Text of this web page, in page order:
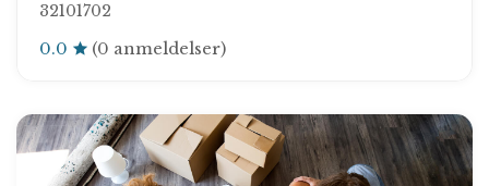
32101702
0.0 (0 anmeldelser)